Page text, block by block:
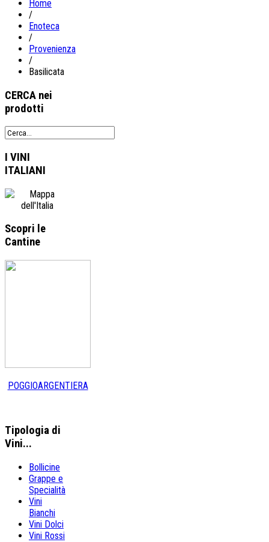
Home
/
Enoteca
/
Provenienza
/
Basilicata
CERCA nei
prodotti
I VINI
ITALIANI
Scopri le
Cantine
POGGIOARGENTIERA
Tipologia di
Vini...
Bollicine
Grappe e
Specialità
Vini
Bianchi
Vini Dolci
Vini Rossi